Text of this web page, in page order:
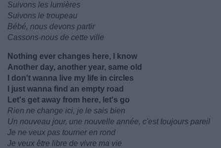
Suivons les lumières
Suivons le troupeau
Bébé, nous devons partir
Cassons-nous de cette ville
Nothing ever changes here, I know
Another day, another year, same old
I don't wanna live my life in circles
I just wanna find an empty road
Let's get away from here, let's go
Rien ne change ici, je le sais bien
Un nouveau jour, une nouvelle année, c'est toujours pareil
Je ne veux pas tourner en rond
Je veux être libre de vivre ma vie